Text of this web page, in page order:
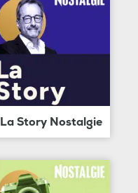
La Story Nostalgie